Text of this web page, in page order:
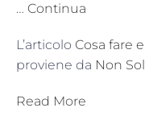
… Continua
L’articolo Cosa fare
proviene da Non
Read More